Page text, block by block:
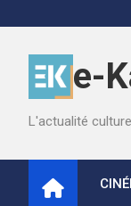
to
content
e-
L'actualité